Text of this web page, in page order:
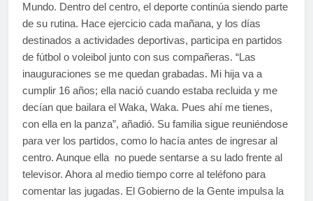
Mundo. Dentro del centro, el deporte continúa siendo parte
de su rutina. Hace ejercicio cada mañana, y los días
destinados a actividades deportivas, participa en partidos
de fútbol o voleibol junto con sus compañeras. “Las
inauguraciones se me quedan grabadas. Mi hija va a
cumplir 16 años; ella nació cuando estaba recluida y me
decían que bailara el Waka, Waka. Pues ahí me tienes,
con ella en la panza”, añadió. Su familia sigue reuniéndose
para ver los partidos, como lo hacía antes de ingresar al
centro. Aunque ella no puede sentarse a su lado frente al
televisor. Ahora al medio tiempo corre al teléfono para
comentar las jugadas. El Gobierno de la Gente impulsa la